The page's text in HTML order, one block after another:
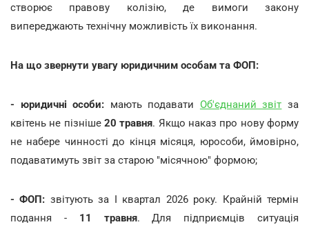
створює правову колізію, де вимоги закону
випереджають технічну можливість їх виконання.
На що звернути увагу юридичним особам та ФОП:
- юридичні особи: мають подавати Об'єднаний звіт за
квітень не пізніше 20 травня. Якщо наказ про нову форму
не набере чинності до кінця місяця, юрособи, ймовірно,
подаватимуть звіт за старою "місячною" формою;
- ФОП: звітують за І квартал 2026 року. Крайній термін
подання - 11 травня. Для підприємців ситуація